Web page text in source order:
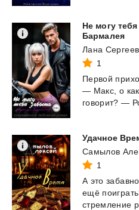
Не могу
Бармалея
Лана
1
Первой
— Макс, о
говорит? —
Удачное
Самылов
1
А это забавно.
ещё
стремление